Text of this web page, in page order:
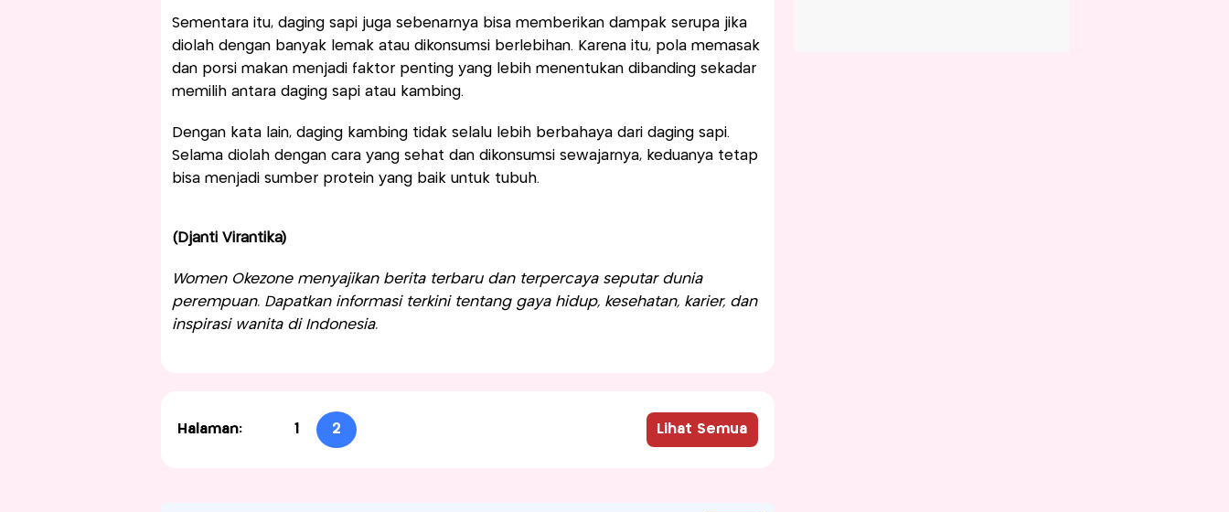
Sementara itu, daging sapi juga sebenarnya bisa memberikan dampak serupa jika
diolah dengan banyak lemak atau dikonsumsi berlebihan. Karena itu, pola memasak
dan porsi makan menjadi faktor penting yang lebih menentukan dibanding sekadar
memilih antara daging sapi atau kambing.
Dengan kata lain, daging kambing tidak selalu lebih berbahaya dari daging sapi.
Selama diolah dengan cara yang sehat dan dikonsumsi sewajarnya, keduanya tetap
bisa menjadi sumber protein yang baik untuk tubuh.
(Djanti Virantika)
Women Okezone menyajikan berita terbaru dan terpercaya seputar dunia
perempuan. Dapatkan informasi terkini tentang gaya hidup, kesehatan, karier, dan
inspirasi wanita di Indonesia.
Halaman: 1 2 Lihat Semua